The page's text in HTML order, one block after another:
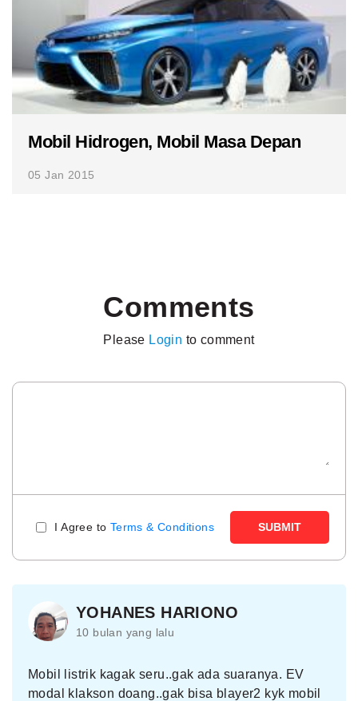
Mobil Hidrogen, Mobil Masa Depan
05 Jan 2015
Comments
Please Login to comment
I Agree to Terms & Conditions SUBMIT
YOHANES HARIONO
10 bulan yang lalu
Mobil listrik kagak seru..gak ada suaranya. EV
modal klakson doang..gak bisa blayer2 kyk mobil